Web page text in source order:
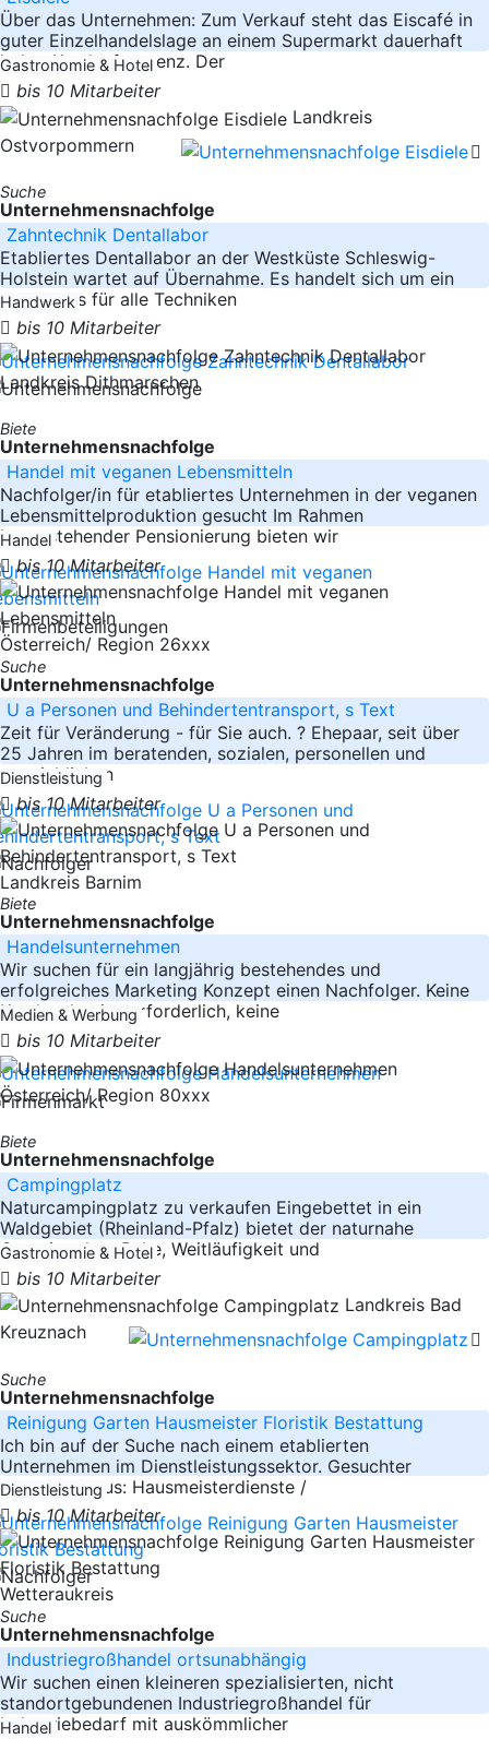
Über das Unternehmen: Zum Verkauf steht das Eiscafé in
guter Einzelhandelslage an einem Supermarkt dauerhaft
hoher Kundenfrequenz. Der
Gastronomie & Hotel
bis 10 Mitarbeiter
Landkreis
Ostvorpommern
Suche
Unternehmensnachfolge
Zahntechnik Dentallabor
Etabliertes Dentallabor an der Westküste Schleswig-
Holstein wartet auf Übernahme. Es handelt sich um ein
Labor, das für alle Techniken
Handwerk
bis 10 Mitarbeiter
Landkreis Dithmarschen
Biete
Unternehmensnachfolge
Handel mit veganen Lebensmitteln
Nachfolger/in für etabliertes Unternehmen in der veganen
Lebensmittelproduktion gesucht Im Rahmen
bevorstehender Pensionierung bieten wir
Handel
bis 10 Mitarbeiter
Österreich/ Region 26xxx
Suche
Unternehmensnachfolge
U a Personen und Behindertentransport, s Text
Zeit für Veränderung - für Sie auch. ? Ehepaar, seit über
25 Jahren im beratenden, sozialen, personellen und
vertrieblichen
Dienstleistung
bis 10 Mitarbeiter
Landkreis Barnim
Biete
Unternehmensnachfolge
Handelsunternehmen
Wir suchen für ein langjährig bestehendes und
erfolgreiches Marketing Konzept einen Nachfolger. Keine
Kundenakquise erforderlich, keine
Medien & Werbung
bis 10 Mitarbeiter
Österreich/ Region 80xxx
Biete
Unternehmensnachfolge
Campingplatz
Naturcampingplatz zu verkaufen Eingebettet in ein
Waldgebiet (Rheinland-Pfalz) bietet der naturnahe
Campingplatz Ruhe, Weitläufigkeit und
Gastronomie & Hotel
bis 10 Mitarbeiter
Landkreis Bad
Kreuznach
Suche
Unternehmensnachfolge
Reinigung Garten Hausmeister Floristik Bestattung
Ich bin auf der Suche nach einem etablierten
Unternehmen im Dienstleistungssektor. Gesuchter
Branchenfokus: Hausmeisterdienste /
Dienstleistung
bis 10 Mitarbeiter
Wetteraukreis
Suche
Unternehmensnachfolge
Industriegroßhandel ortsunabhängig
Wir suchen einen kleineren spezialisierten, nicht
standortgebundenen Industriegroßhandel für
Industriebedarf mit auskömmlicher
Handel